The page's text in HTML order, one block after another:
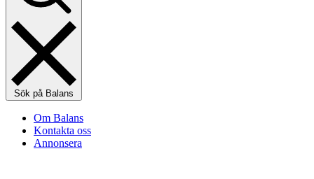
Sök på Balans
Om Balans
Kontakta oss
Annonsera